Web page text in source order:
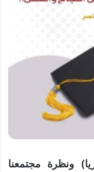
ونظرة مجتمعنا